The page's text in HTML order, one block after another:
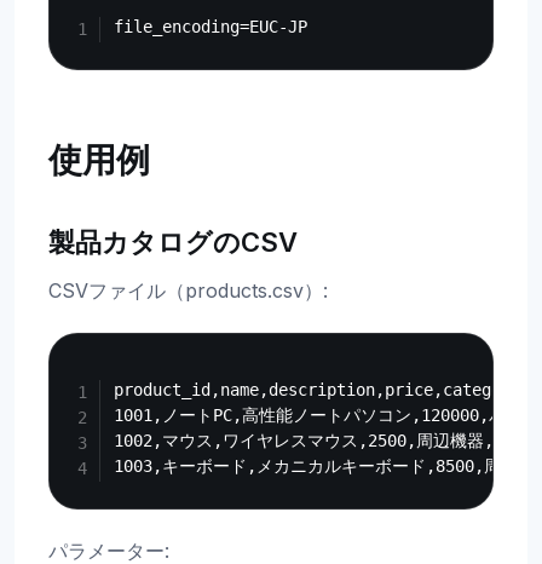
使用例
製品カタログのCSV
CSVファイル（products.csv）:
1001,ノートPC,高性能ノートパソコン,120000,パソ
1002,マウス,ワイヤレスマウス,2500,周辺機器,true
パラメーター: